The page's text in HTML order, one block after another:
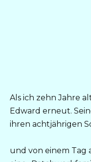
Als ich zehn Jahre
Edward erneut.
ihren achtjährigen
und von einem Tag